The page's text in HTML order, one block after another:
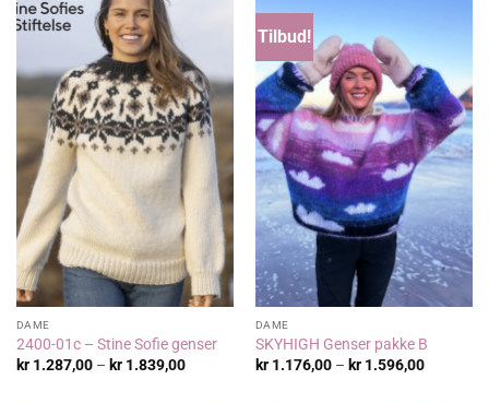
DAME
2400-01c – Stine Sofie genser
kr1.287,00 – kr1.839,00Prisområde:
Tilbud!
DAME
SKYHIGH Genser pakke B
kr1.176,00 – kr1.596,00